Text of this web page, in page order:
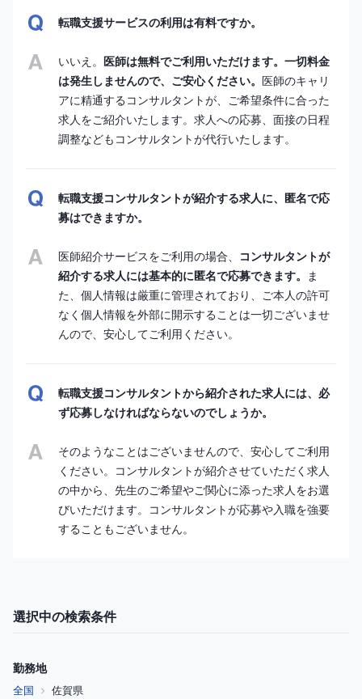
転職支援サービスの利用は有料ですか。
いいえ。 医師は無料でご利用いただけます。一切料金
は発生しませんので、ご安心ください。 医師のキャリ
アに精通するコンサルタントが、ご希望条件に合った
求人をご紹介いたします。求人への応募、面接の日程
調整などもコンサルタントが代行いたします。
転職支援コンサルタントが紹介する求人に、匿名で応
募はできますか。
医師紹介サービスをご利用の場合、
コンサルタントが
紹介する求人には基本的に匿名で応募できます。 ま
た、個人情報は厳重に管理されており、ご本人の許可
なく個人情報を外部に開示することは一切ございませ
んので、安心してご利用ください。
転職支援コンサルタントから紹介された求人には、必
ず応募しなければならないのでしょうか。
そのようなことはございませんので、安心してご利用
ください。コンサルタントが紹介させていただく求人
の中から、先生のご希望やご関心に添った求人をお選
びいただけます。コンサルタントが応募や入職を強要
することもございません。
選択中の検索条件
勤務地
全国 佐賀県